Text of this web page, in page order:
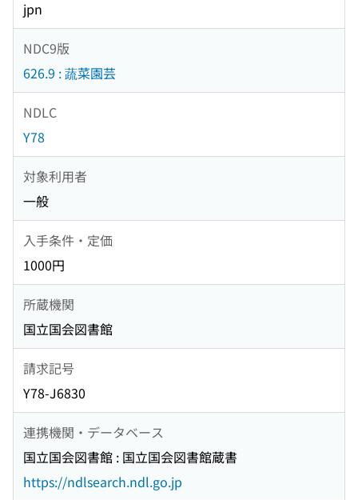
jpn
NDC9版
626.9 : 蔬菜園芸
NDLC
Y78
対象利用者
一般
入手条件・定価
1000円
所蔵機関
国立国会図書館
請求記号
Y78-J6830
連携機関・データベース
国立国会図書館 : 国立国会図書館蔵書
https://ndlsearch.ndl.go.jp